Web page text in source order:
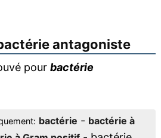
antagoniste
pour bactérie
bactérie - bactérie à